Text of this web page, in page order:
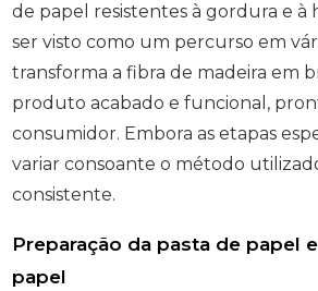
de papel resistentes à gordura e à
ser visto como um percurso em
transforma a fibra de madeira em
produto acabado e funcional,
consumidor. Embora as etapas
variar consoante o método
consistente.
Preparação da pasta de papel
papel